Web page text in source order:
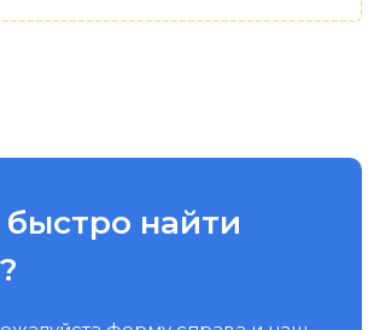
быстро найти